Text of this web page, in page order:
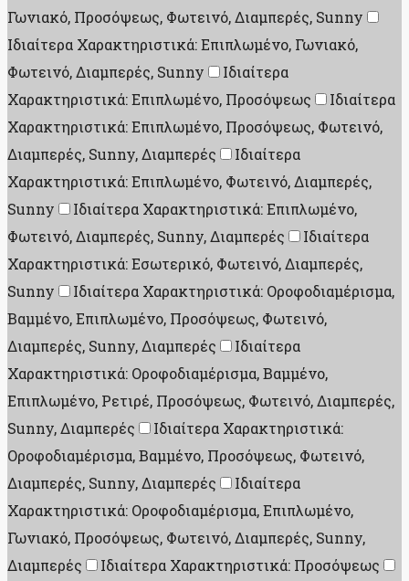
Γωνιακό, Προσόψεως, Φωτεινό, Διαμπερές, Sunny
Ιδιαίτερα Χαρακτηριστικά: Επιπλωμένο, Γωνιακό,
Φωτεινό, Διαμπερές, Sunny
Ιδιαίτερα
Χαρακτηριστικά: Επιπλωμένο, Προσόψεως
Ιδιαίτερα
Χαρακτηριστικά: Επιπλωμένο, Προσόψεως, Φωτεινό,
Διαμπερές, Sunny, Διαμπερές
Ιδιαίτερα
Χαρακτηριστικά: Επιπλωμένο, Φωτεινό, Διαμπερές,
Sunny
Ιδιαίτερα Χαρακτηριστικά: Επιπλωμένο,
Φωτεινό, Διαμπερές, Sunny, Διαμπερές
Ιδιαίτερα
Χαρακτηριστικά: Εσωτερικό, Φωτεινό, Διαμπερές,
Sunny
Ιδιαίτερα Χαρακτηριστικά: Οροφοδιαμέρισμα,
Βαμμένο, Επιπλωμένο, Προσόψεως, Φωτεινό,
Διαμπερές, Sunny, Διαμπερές
Ιδιαίτερα
Χαρακτηριστικά: Οροφοδιαμέρισμα, Βαμμένο,
Επιπλωμένο, Ρετιρέ, Προσόψεως, Φωτεινό, Διαμπερές,
Sunny, Διαμπερές
Ιδιαίτερα Χαρακτηριστικά:
Οροφοδιαμέρισμα, Βαμμένο, Προσόψεως, Φωτεινό,
Διαμπερές, Sunny, Διαμπερές
Ιδιαίτερα
Χαρακτηριστικά: Οροφοδιαμέρισμα, Επιπλωμένο,
Γωνιακό, Προσόψεως, Φωτεινό, Διαμπερές, Sunny,
Διαμπερές
Ιδιαίτερα Χαρακτηριστικά: Προσόψεως